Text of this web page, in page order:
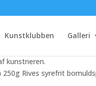
Kunstklubben Galleri
– EP#1 –
kunstneren.
Rives syrefrit